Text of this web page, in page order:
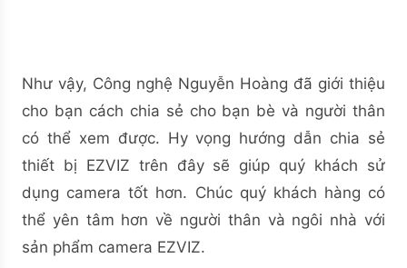
Như vậy, Công nghệ Nguyễn Hoàng đã giới thiệu
cho bạn cách chia sẻ cho bạn bè và người thân
có thể xem được. Hy vọng hướng dẫn chia sẻ
thiết bị EZVIZ trên đây sẽ giúp quý khách sử
dụng camera tốt hơn. Chúc quý khách hàng có
thể yên tâm hơn về người thân và ngôi nhà với
sản phẩm camera EZVIZ.